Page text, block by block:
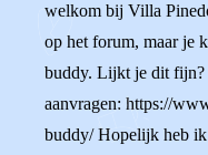
welkom bij Villa
op het forum, maar je
buddy. Lijkt je dit fijn?
aanvragen: https://
buddy/ Hopelijk heb